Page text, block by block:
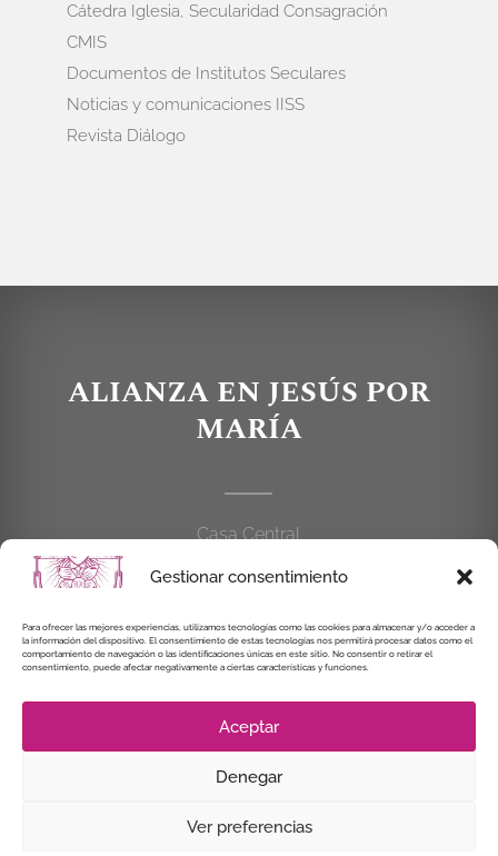
Gestionar consentimiento
Para ofrecer las mejores experiencias, utilizamos tecnologías como las cookies para almacenar y/o acceder a
la información del dispositivo. El consentimiento de estas tecnologías nos permitirá procesar datos como el
comportamiento de navegación o las identificaciones únicas en este sitio. No consentir o retirar el
consentimiento, puede afectar negativamente a ciertas características y funciones.
Aceptar
Denegar
Ver preferencias
Cátedra Iglesia, Secularidad Consagración
CMIS
Documentos de Institutos Seculares
Noticias y comunicaciones IISS
Revista Diálogo
ALIANZA EN JESÚS POR
MARÍA
Casa Central
C/Cardenal Cisneros, 55
914 462 114
alianzaenjesuspormaria@gmail.com